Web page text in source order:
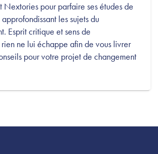
Nextories pour parfaire ses études de
les sujets du
Esprit critique et sens de
ne lui échappe afin de vous livrer
pour votre projet de changement